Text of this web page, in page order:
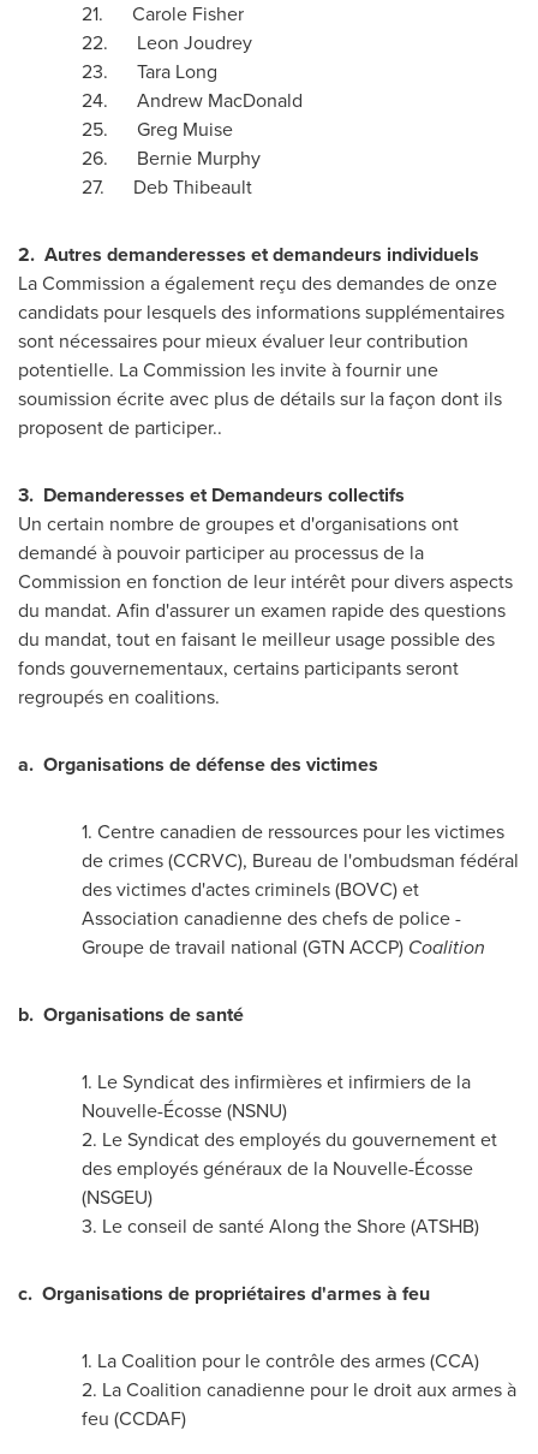
21. Carole Fisher
22. Leon Joudrey
23. Tara Long
24. Andrew MacDonald
25. Greg Muise
26. Bernie Murphy
27. Deb Thibeault
2. Autres demanderesses et demandeurs individuels
La Commission a également reçu des demandes de onze
candidats pour lesquels des informations supplémentaires
sont nécessaires pour mieux évaluer leur contribution
potentielle. La Commission les invite à fournir une
soumission écrite avec plus de détails sur la façon dont ils
proposent de participer..
3. Demanderesses et Demandeurs collectifs
Un certain nombre de groupes et d'organisations ont
demandé à pouvoir participer au processus de la
Commission en fonction de leur intérêt pour divers aspects
du mandat. Afin d'assurer un examen rapide des questions
du mandat, tout en faisant le meilleur usage possible des
fonds gouvernementaux, certains participants seront
regroupés en coalitions.
a. Organisations de défense des victimes
1. Centre canadien de ressources pour les victimes
de crimes (CCRVC), Bureau de l'ombudsman fédéral
des victimes d'actes criminels (BOVC) et
Association canadienne des chefs de police -
Groupe de travail national (GTN ACCP) Coalition
b. Organisations de santé
1. Le Syndicat des infirmières et infirmiers de la
Nouvelle-Écosse (NSNU)
2. Le Syndicat des employés du gouvernement et
des employés généraux de la Nouvelle-Écosse
(NSGEU)
3. Le conseil de santé Along the Shore (ATSHB)
c. Organisations de propriétaires d'armes à feu
1. La Coalition pour le contrôle des armes (CCA)
2. La Coalition canadienne pour le droit aux armes à
feu (CCDAF)